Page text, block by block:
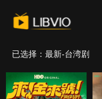
已选择：最新-台湾剧